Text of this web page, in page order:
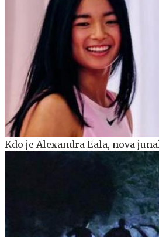
Kdo je Alexandra Eala, nova